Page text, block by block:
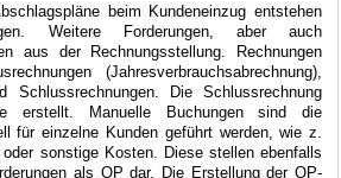
beim Kundeneinzug entstehen
Weitere Forderungen, aber auch
aus der Rechnungsstellung. Rechnungen
(Jahresverbrauchsabrechnung),
Schlussrechnungen. Die Schlussrechnung
erstellt. Manuelle Buchungen sind die
für einzelne Kunden geführt werden, wie z.
sonstige Kosten. Diese stellen ebenfalls
als OP dar. Die Erstellung der OP-